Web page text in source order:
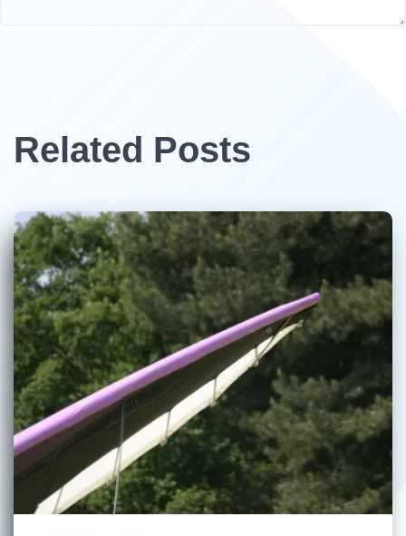
Related Posts